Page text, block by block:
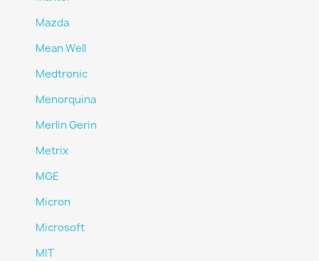
Mazda
Mean Well
Medtronic
Menorquina
Merlin Gerin
Metrix
MGE
Micron
Microsoft
MIT